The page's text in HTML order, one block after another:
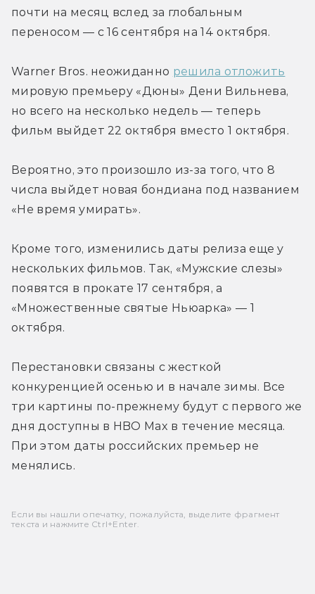
почти на месяц вслед за глобальным
переносом — с 16 сентября на 14 октября.
Warner Bros. неожиданно решила отложить
мировую премьеру «Дюны» Дени Вильнева,
но всего на несколько недель — теперь
фильм выйдет 22 октября вместо 1 октября.
Вероятно, это произошло из-за того, что 8
числа выйдет новая бондиана под названием
«Не время умирать».
Кроме того, изменились даты релиза еще у
нескольких фильмов. Так, «Мужские слезы»
появятся в прокате 17 сентября, а
«Множественные святые Ньюарка» — 1
октября.
Перестановки связаны с жесткой
конкуренцией осенью и в начале зимы. Все
три картины по-прежнему будут с первого же
дня доступны в HBO Max в течение месяца.
При этом даты российских премьер не
менялись.
Если вы нашли опечатку, пожалуйста, выделите фрагмент
текста и нажмите Ctrl+Enter.